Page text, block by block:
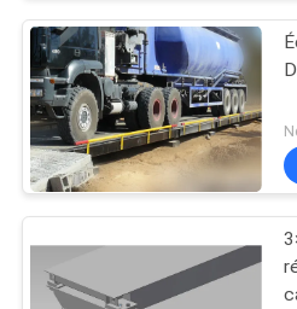
PROPOS
DE
NOUS
VISITE